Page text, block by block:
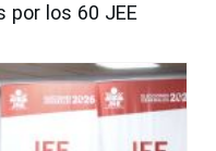
por los 60 JEE